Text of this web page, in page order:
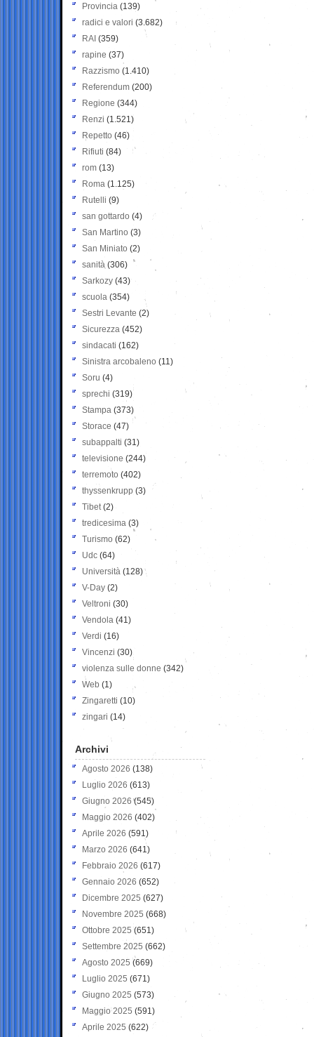
Provincia (139)
radici e valori (3.682)
RAI (359)
rapine (37)
Razzismo (1.410)
Referendum (200)
Regione (344)
Renzi (1.521)
Repetto (46)
Rifiuti (84)
rom (13)
Roma (1.125)
Rutelli (9)
san gottardo (4)
San Martino (3)
San Miniato (2)
sanità (306)
Sarkozy (43)
scuola (354)
Sestri Levante (2)
Sicurezza (452)
sindacati (162)
Sinistra arcobaleno (11)
Soru (4)
sprechi (319)
Stampa (373)
Storace (47)
subappalti (31)
televisione(244)
terremoto (402)
thyssenkrupp (3)
Tibet(2)
tredicesima (3)
Turismo (62)
Udc (64)
Università (128)
V-Day (2)
Veltroni (30)
Vendola (41)
Verdi (16)
Vincenzi (30)
violenza sulle donne (342)
Web (1)
Zingaretti (10)
zingari (14)
Archivi
Agosto 2026 (138)
Luglio 2026 (613)
Giugno 2026 (545)
Maggio 2026 (402)
Aprile 2026 (591)
Marzo 2026 (641)
Febbraio 2026 (617)
Gennaio 2026 (652)
Dicembre 2025 (627)
Novembre 2025 (668)
Ottobre 2025 (651)
Settembre 2025 (662)
Agosto 2025 (669)
Luglio 2025 (671)
Giugno 2025 (573)
Maggio 2025 (591)
Aprile 2025 (622)